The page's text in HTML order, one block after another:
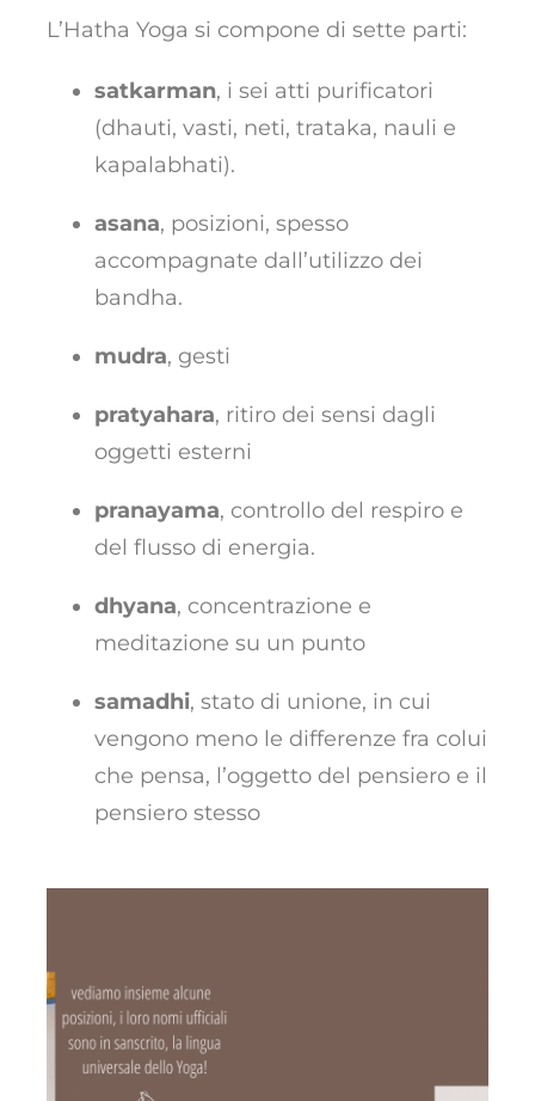
L’Hatha Yoga si compone di sette parti:
satkarman, i sei atti purificatori
(dhauti, vasti, neti, trataka, nauli e
kapalabhati).
asana, posizioni, spesso
accompagnate dall’utilizzo dei
bandha.
mudra, gesti
pratyahara, ritiro dei sensi dagli
oggetti esterni
pranayama, controllo del respiro e
del flusso di energia.
dhyana, concentrazione e
meditazione su un punto
samadhi, stato di unione, in cui
vengono meno le differenze fra colui
che pensa, l’oggetto del pensiero e il
pensiero stesso